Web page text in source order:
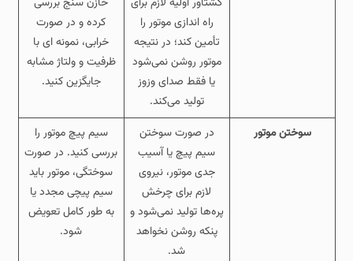
راه‌ اندازی موتور را
تأمین کند؛ در نتیجه
موتور روشن نمی‌شود
یا فقط صدای وزوز
تولید می‌کند.
کرده و در صورت
خرابی، نمونه‌ ای با
ظرفیت و ولتاژ مشابه
جایگزین کنید.
سوختن موتور
در صورت سوختن
سیم‌ پیچ یا آسیب
جدی موتور، نیروی
لازم برای چرخش
پره‌ها تولید نمی‌شود و
پنکه روشن نخواهد
شد.
سیم‌ پیچ موتور را
بررسی کنید. در صورت
سوختگی، موتور باید
سیم‌ پیچی مجدد یا
به طور کامل تعویض
شود.